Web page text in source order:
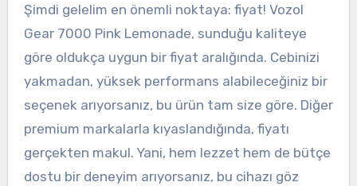
Şimdi gelelim en önemli noktaya: fiyat! Vozol
Gear 7000 Pink Lemonade, sunduğu kaliteye
göre oldukça uygun bir fiyat aralığında. Cebinizi
yakmadan, yüksek performans alabileceğiniz bir
seçenek arıyorsanız, bu ürün tam size göre. Diğer
premium markalarla kıyaslandığında, fiyatı
gerçekten makul. Yani, hem lezzet hem de bütçe
dostu bir deneyim arıyorsanız, bu cihazı göz